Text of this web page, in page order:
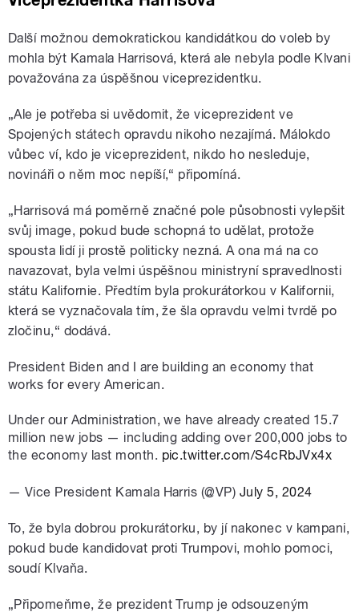
Další možnou demokratickou kandidátkou do voleb by
mohla být Kamala Harrisová, která ale nebyla podle Klvani
považována za úspěšnou viceprezidentku.
„Ale je potřeba si uvědomit, že viceprezident ve
Spojených státech opravdu nikoho nezajímá. Málokdo
vůbec ví, kdo je viceprezident, nikdo ho nesleduje,
novináři o něm moc nepíší,“ připomíná.
„Harrisová má poměrně značné pole působnosti vylepšit
svůj image, pokud bude schopná to udělat, protože
spousta lidí ji prostě politicky nezná. A ona má na co
navazovat, byla velmi úspěšnou ministryní spravedlnosti
státu Kalifornie. Předtím byla prokurátorkou v Kalifornii,
která se vyznačovala tím, že šla opravdu velmi tvrdě po
zločinu,“ dodává.
President Biden and I are building an economy that
works for every American.
Under our Administration, we have already created 15.7
million new jobs — including adding over 200,000 jobs to
the economy last month. pic.twitter.com/S4cRbJVx4x
— Vice President Kamala Harris (@VP) July 5, 2024
To, že byla dobrou prokurátorku, by jí nakonec v kampani,
pokud bude kandidovat proti Trumpovi, mohlo pomoci,
soudí Klvaňa.
„Připomeňme, že prezident Trump je odsouzeným